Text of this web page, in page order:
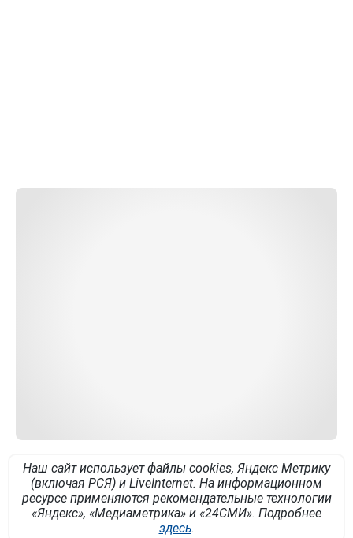
Наш сайт использует файлы cookies, Яндекс Метрику
(включая РСЯ) и LiveInternet. На информационном
ресурсе применяются рекомендательные технологии
«Яндекс», «Медиаметрика» и «24СМИ». Подробнее
здесь.